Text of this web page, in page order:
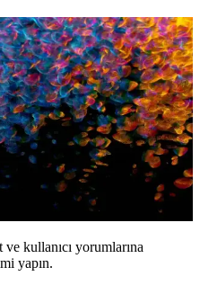
kullanıcı yorumlarına
yapın.